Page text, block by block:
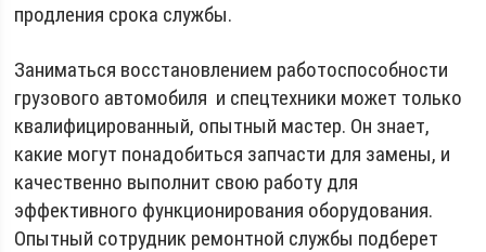
продления срока службы.
Заниматься восстановлением работоспособности
грузового автомобиля и спецтехники может только
квалифицированный, опытный мастер. Он знает,
какие могут понадобиться запчасти для замены, и
качественно выполнит свою работу для
эффективного функционирования оборудования.
Опытный сотрудник ремонтной службы подберет